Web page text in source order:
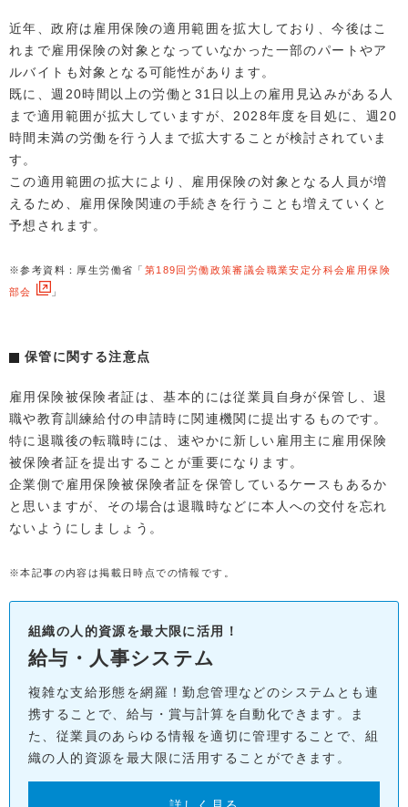
近年、政府は雇用保険の適用範囲を拡大しており、今後はこ
れまで雇用保険の対象となっていなかった一部のパートやア
ルバイトも対象となる可能性があります。
既に、週20時間以上の労働と31日以上の雇用見込みがある人
まで適用範囲が拡大していますが、2028年度を目処に、週20
時間未満の労働を行う人まで拡大することが検討されていま
す。
この適用範囲の拡大により、雇用保険の対象となる人員が増
えるため、雇用保険関連の手続きを行うことも増えていくと
予想されます。
※参考資料：厚生労働省「 第189回労働政策審議会職業安定分科会雇用保険
部会
」
保管に関する注意点
雇用保険被保険者証は、基本的には従業員自身が保管し、退
職や教育訓練給付の申請時に関連機関に提出するものです。
特に退職後の転職時には、速やかに新しい雇用主に雇用保険
被保険者証を提出することが重要になります。
企業側で雇用保険被保険者証を保管しているケースもあるか
と思いますが、その場合は退職時などに本人への交付を忘れ
ないようにしましょう。
※本記事の内容は掲載日時点での情報です。
組織の人的資源を最大限に活用！
給与・人事システム
複雑な支給形態を網羅！勤怠管理などのシステムとも連
携することで、給与・賞与計算を自動化できます。ま
た、従業員のあらゆる情報を適切に管理することで、組
織の人的資源を最大限に活用することができます。